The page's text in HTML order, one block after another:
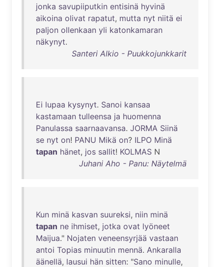
jonka savupiiputkin entisinä hyvinä
aikoina olivat rapatut, mutta nyt niitä ei
paljon ollenkaan yli katonkamaran
näkynyt.
Santeri Alkio - Puukkojunkkarit
Ei lupaa kysynyt. Sanoi kansaa
kastamaan tulleensa ja huomenna
Panulassa saarnaavansa. JORMA Siinä
se nyt on! PANU Mikä on? ILPO Minä
tapan hänet, jos sallit! KOLMAS N
Juhani Aho - Panu: Näytelmä
Kun minä kasvan suureksi, niin minä
tapan ne ihmiset, jotka ovat lyöneet
Maijua." Nojaten veneensyrjää vastaan
antoi Topias minuutin mennä. Ankaralla
äänellä, lausui hän sitten: "Sano minulle,